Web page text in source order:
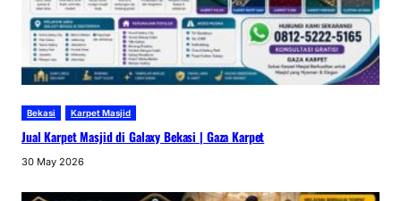
Bekasi Karpet Masjid
Jual Karpet Masjid di Galaxy Bekasi | Gaza Karpet
30 May 2026